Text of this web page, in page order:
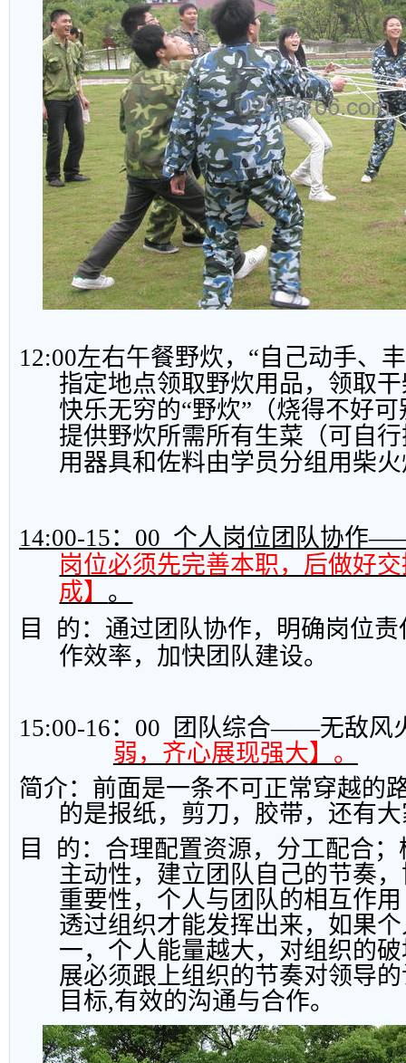
12:00左右午餐野炊，“自己动手、
指定地点领取野炊用品，领取
快乐无穷的“野炊”（烧得不好
提供野炊所需所有生菜（可自
用器具和佐料由学员分组用柴
14:00-15： 00 个人岗位团队协作
岗位必须先完善本职，后做好
成】 。
目
的：通过团队协作，明确岗位
作效率，加快团队建设。
15:00-16： 00
团队综合——无敌风
弱，齐心展现强大】。
简介：前面是一条不可正常穿越的
的是报纸，剪刀，胶带，还有
目
的：合理配置资源，分工配合
主动性，建立团队自己的节奏
重要性，个人与团队的相互作
透过组织才能发挥出来，如果
一，个人能量越大，对组织的
展必须跟上组织的节奏对领导
目标,有效的沟通与合作。